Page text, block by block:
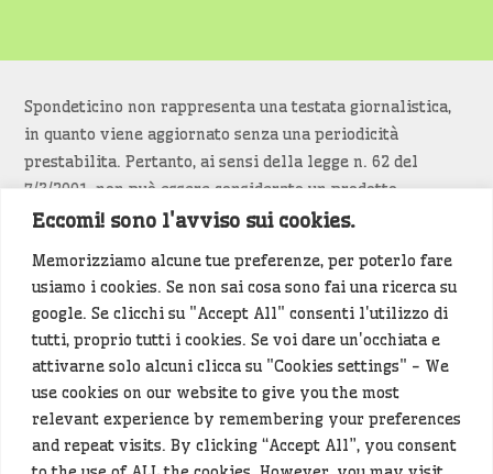
Eccomi! sono l'avviso sui cookies.
Memorizziamo alcune tue preferenze, per poterlo fare
usiamo i cookies. Se non sai cosa sono fai una ricerca su
google. Se clicchi su "Accept All" consenti l'utilizzo di
tutti, proprio tutti i cookies. Se voi dare un'occhiata e
attivarne solo alcuni clicca su "Cookies settings" - We
use cookies on our website to give you the most
relevant experience by remembering your preferences
and repeat visits. By clicking “Accept All”, you consent
Spondeticino non rappresenta una testata giornalistica,
in quanto viene aggiornato senza una periodicità
prestabilita. Pertanto, ai sensi della legge n. 62 del
7/3/2001, non può essere considerato un prodotto
editoriale.
Siamo attenti a non violare copyright e diritti
d’immagine. Se un contenuto è di tua proprietà e vuoi
richiederne la rimozionediccelo(<- clicca per inviarci un
messaggio).
Alcuni articoli sono generati in bozza rielaborando, con
l'intelligenza artificiale generativa, contenuti
provenienti da fonti istituzionali e altri siti di interesse